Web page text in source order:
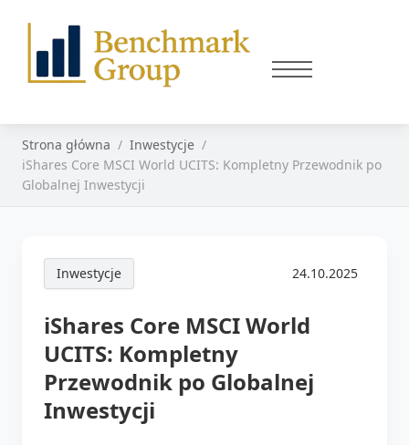
Strona główna
Inwestycje
iShares Core MSCI World UCITS: Kompletny Przewodnik po
Globalnej Inwestycji
Inwestycje 24.10.2025
iShares Core MSCI World
UCITS: Kompletny
Przewodnik po Globalnej
Inwestycji